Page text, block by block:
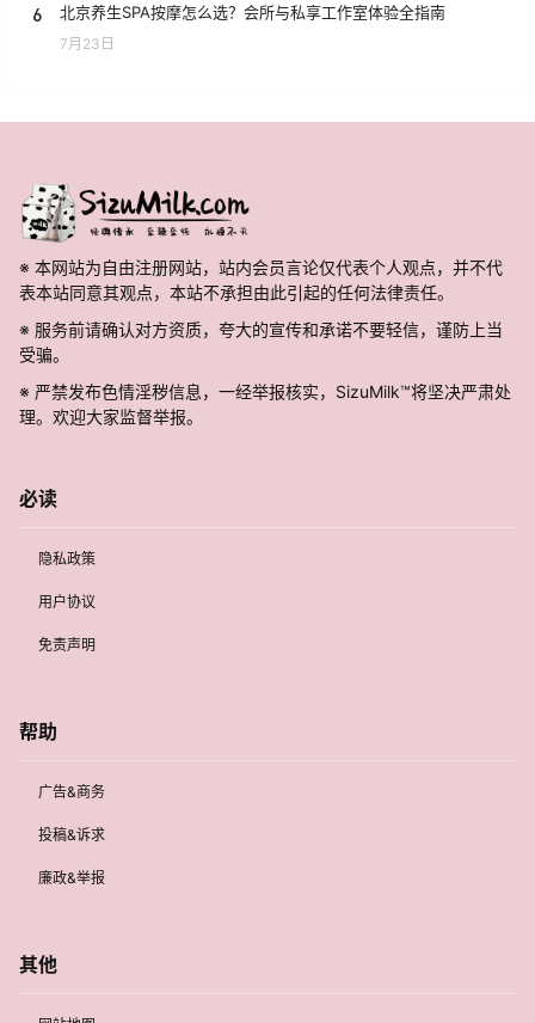
6 北京养生SPA按摩怎么选？会所与私享工作室体验全指南
7月23日
※ 本网站为自由注册网站，站内会员言论仅代表个人观点，并不代
表本站同意其观点，本站不承担由此引起的任何法律责任。
※ 服务前请确认对方资质，夸大的宣传和承诺不要轻信，谨防上当
受骗。
※ 严禁发布色情淫秽信息，一经举报核实，SizuMilk™将坚决严肃处
理。欢迎大家监督举报。
必读
隐私政策
用户协议
免责声明
帮助
广告&商务
投稿&诉求
廉政&举报
其他